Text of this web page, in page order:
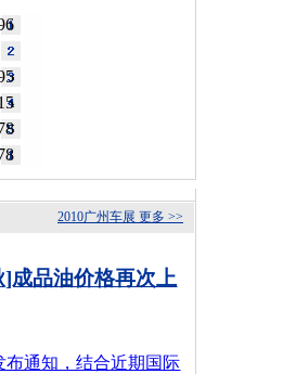
更多 >>
2010广州车展
]成品油价格再次上
布通知，结合近期国际